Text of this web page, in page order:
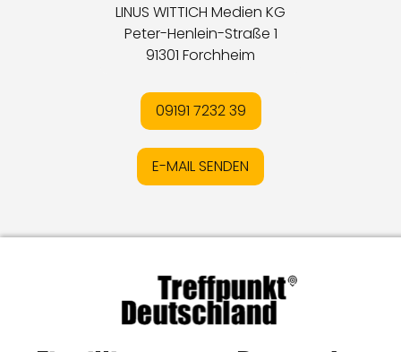
LINUS WITTICH Medien KG
Peter-Henlein-Straße 1
91301 Forchheim
09191 7232 39
E-MAIL SENDEN
© LW Medien GmbH